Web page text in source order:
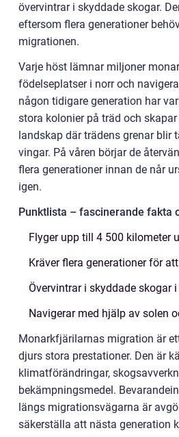
övervintrar i skyddade skogar.
eftersom flera generationer
migrationen.
Varje höst lämnar miljoner
födelseplatser i norr och
någon tidigare generation har
stora kolonier på träd och
landskap där trädens grenar blir
vingar. På våren börjar de
flera generationer innan de når
igen.
Punktlista – fascinerande fakta
Flyger upp till 4 500 kilometer
Kräver flera generationer för
Övervintrar i skyddade skogar
Navigerar med hjälp av solen
Monarkfjärilarnas migration är
djurs stora prestationer. Den är
klimatförändringar,
bekämpningsmedel.
längs migrationsvägarna är
säkerställa att nästa generation